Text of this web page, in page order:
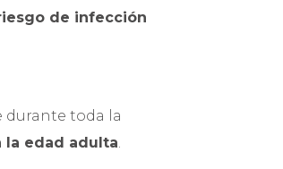
de infección
durante toda la
la edad adulta.